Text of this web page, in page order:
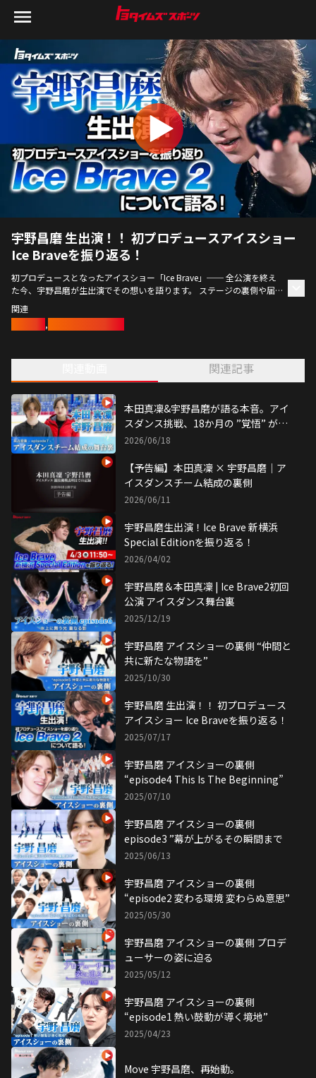
宇野昌磨 生出演！！ 初プロデュースアイスショー
Ice Braveを振り返る！
初プロデュースとなったアイスショー「Ice Brave」── 全公演を終え
た今、宇野昌磨が生出演でその想いを語ります。 ステージの裏側や届け
たかったメッセージ、そしてファンへの感謝の気持ちまで、たっぷりと
振り返ります。そして待望のIce Brave2の詳細も公開！
関連
,
関連記事
本田真凜&宇野昌磨が語る本音。アイ
スダンス挑戦、18か月の ”覚悟” が形
になるまで
2026/06/18
【予告編】本⽥真凜 × 宇野昌磨｜ア
イスダンスチーム結成の裏側
2026/06/11
宇野昌磨生出演！Ice Brave 新横浜
Special Editionを振り返る！
2026/04/02
宇野昌磨＆本田真凜 | Ice Brave2初回
公演 アイスダンス舞台裏
2025/12/19
宇野昌磨 アイスショーの裏側 “仲間と
共に新たな物語を”
2025/10/30
宇野昌磨 生出演！！ 初プロデュース
アイスショー Ice Braveを振り返る！
2025/07/17
宇野昌磨 アイスショーの裏側
“episode4 This Is The Beginning”
2025/07/10
宇野昌磨 アイスショーの裏側
episode3 ”幕が上がるその瞬間まで
2025/06/13
宇野昌磨 アイスショーの裏側
“episode2 変わる環境 変わらぬ意思”
2025/05/30
宇野昌磨 アイスショーの裏側 プロデ
ューサーの姿に迫る
2025/05/12
宇野昌磨 アイスショーの裏側
“episode1 熱い鼓動が導く境地”
2025/04/23
Move 宇野昌磨、再始動。